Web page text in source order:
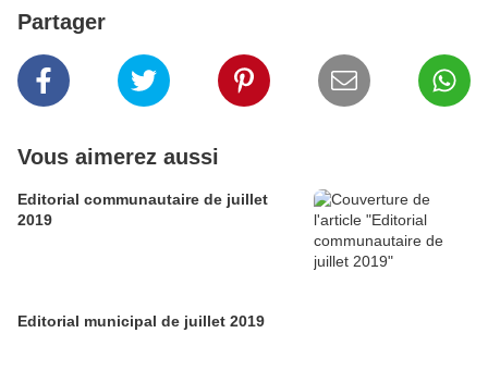
Partager
Vous aimerez aussi
Editorial communautaire de juillet
2019
Editorial municipal de juillet 2019